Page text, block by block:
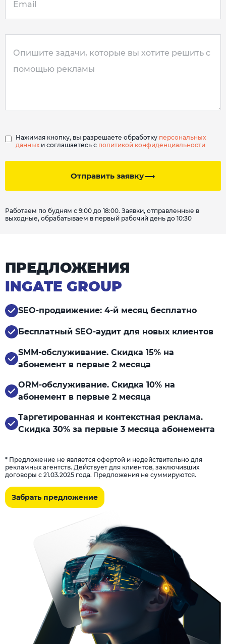
Отправить заявку
Нажимая кнопку, вы разрешаете обработку персональных
данных и соглашаетесь с политикой конфиденциальности
Работаем по будням с 9:00 до 18:00. Заявки, отправленные в
выходные, обрабатываем в первый рабочий день до 10:30
ПРЕДЛОЖЕНИЯ
INGATE GROUP
SEO-продвижение: 4-й месяц бесплатно
Бесплатный SEO-аудит для новых клиентов
SMM-обслуживание. Скидка 15% на
абонемент в первые 2 месяца
ORM-обслуживание. Скидка 10% на
абонемент в первые 2 месяца
Таргетированная и контекстная реклама.
Скидка 30% за первые 3 месяца абонемента
* Предложение не является офертой и недействительно для
рекламных агентств. Действует для клиентов, заключивших
договоры с 21.03.2025 года. Предложения не суммируются.
Забрать предложение